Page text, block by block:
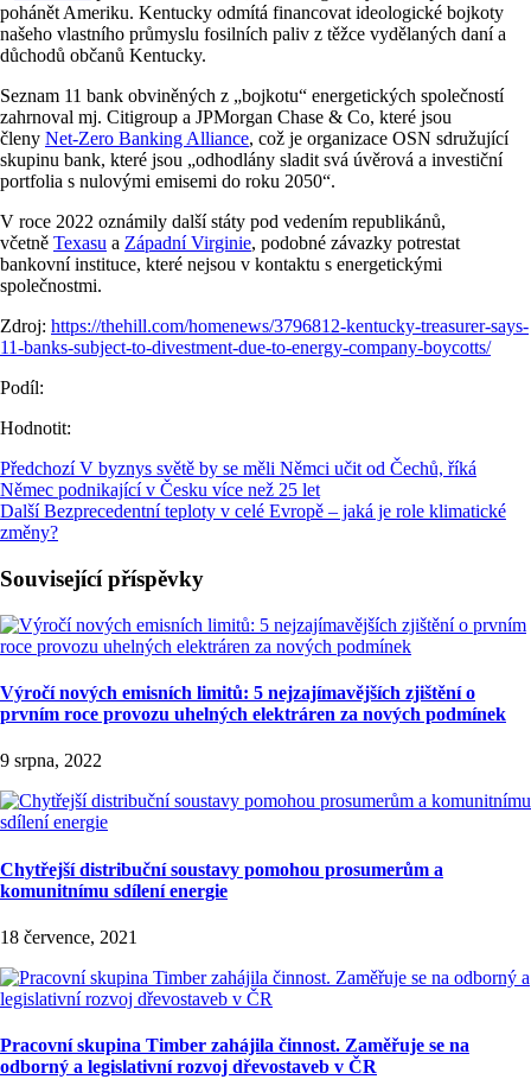
pohánět Ameriku. Kentucky odmítá financovat ideologické bojkoty
našeho vlastního průmyslu fosilních paliv z těžce vydělaných daní a
důchodů občanů Kentucky.
Seznam 11 bank obviněných z „bojkotu“ energetických společností
zahrnoval mj. Citigroup a JPMorgan Chase & Co, které jsou
členy Net-Zero Banking Alliance, což je organizace OSN sdružující
skupinu bank, které jsou „odhodlány sladit svá úvěrová a investiční
portfolia s nulovými emisemi do roku 2050“.
V roce 2022 oznámily další státy pod vedením republikánů,
včetně Texasu a Západní Virginie, podobné závazky potrestat
bankovní instituce, které nejsou v kontaktu s energetickými
společnostmi.
Zdroj: https://thehill.com/homenews/3796812-kentucky-treasurer-says-
11-banks-subject-to-divestment-due-to-energy-company-boycotts/
Podíl:
Hodnotit:
Předchozí V byznys světě by se měli Němci učit od Čechů, říká
Němec podnikající v Česku více než 25 let
Další Bezprecedentní teploty v celé Evropě – jaká je role klimatické
změny?
Související příspěvky
Výročí nových emisních limitů: 5 nejzajímavějších zjištění o
prvním roce provozu uhelných elektráren za nových podmínek
9 srpna, 2022
Chytřejší distribuční soustavy pomohou prosumerům a
komunitnímu sdílení energie
18 července, 2021
Pracovní skupina Timber zahájila činnost. Zaměřuje se na
odborný a legislativní rozvoj dřevostaveb v ČR